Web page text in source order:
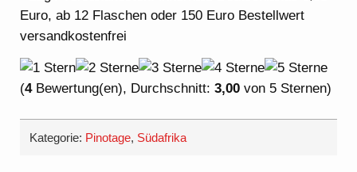
Euro, ab 12 Flaschen oder 150 Euro Bestellwert
versandkostenfrei
(4Bewertung(en), Durchschnitt:3,00 von 5 Sternen)
Kategorie: Pinotage, Südafrika